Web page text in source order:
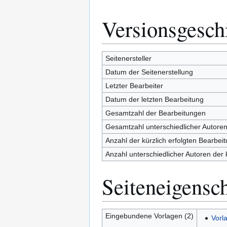
Seitenersteller
Datum der Seitenerstellung
Letzter Bearbeiter
Datum der letzten Bearbeitung
Gesamtzahl der Bearbeitungen
Gesamtzahl unterschiedlicher Autoren
Anzahl der kürzlich erfolgten
Anzahl unterschiedlicher Autoren
Eingebundene Vorlagen (2)